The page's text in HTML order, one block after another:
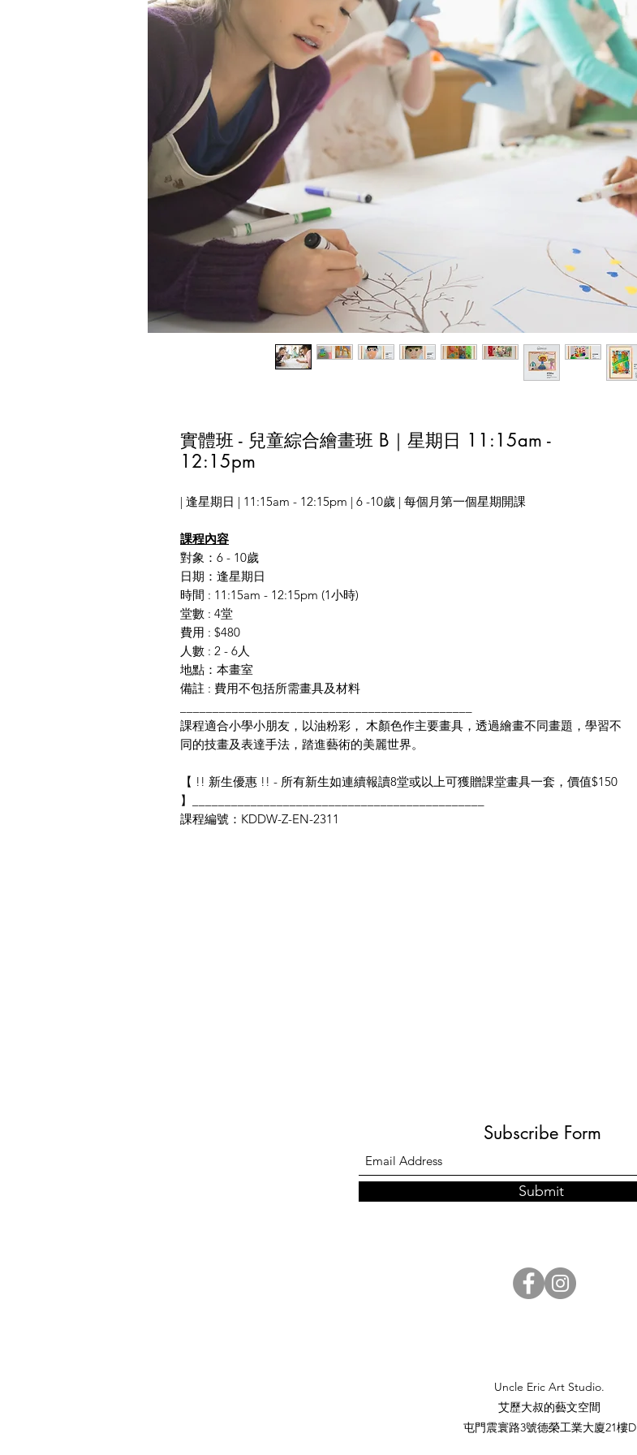
實體班 - 兒童綜合繪畫班 B｜星期日 11:15am -
12:15pm
| 逢星期日 | 11:15am - 12:15pm | 6 -10歲 | 每個月第一個星期開課
課程內容
對象：6 - 10歲
日期：逢星期日
時間 : 11:15am - 12:15pm (1小時)
堂數 : 4堂
費用 : $480
人數 : 2 - 6人
地點：本畫室
備註 : 費用不包括所需畫具及材料
課程適合小學小朋友，以油粉彩， 木顏色作主要畫具，透過繪畫不同畫題，學習不
同的技畫及表達手法，踏進藝術的美麗世界。
【 !! 新生優惠 !! - 所有新生如連續報讀8堂或以上可獲贈課堂畫具一套，價值$150
】_____________________________________________
課程編號：KDDW-Z-EN-2311
Subscribe Form
Submit
Uncle Eric Art Studio.
​艾歷大叔的藝文空間
屯門震寰路3號德榮工業大廈21樓D